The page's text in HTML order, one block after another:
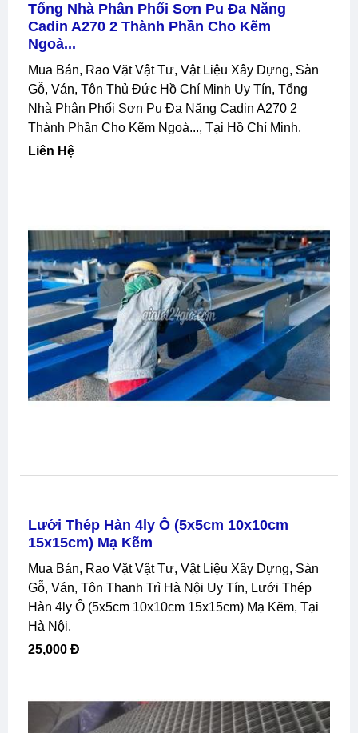
Tổng Nhà Phân Phối Sơn Pu Đa Năng
Cadin A270 2 Thành Phần Cho Kẽm
Ngoà...
Mua Bán, Rao Vặt Vật Tư, Vật Liệu Xây Dựng, Sàn
Gỗ, Ván, Tôn Thủ Đức Hồ Chí Minh Uy Tín, Tổng
Nhà Phân Phối Sơn Pu Đa Năng Cadin A270 2
Thành Phần Cho Kẽm Ngoà..., Tại Hồ Chí Minh.
Liên Hệ
Lưới Thép Hàn 4ly Ô (5x5cm 10x10cm
15x15cm) Mạ Kẽm
Mua Bán, Rao Vặt Vật Tư, Vật Liệu Xây Dựng, Sàn
Gỗ, Ván, Tôn Thanh Trì Hà Nội Uy Tín, Lưới Thép
Hàn 4ly Ô (5x5cm 10x10cm 15x15cm) Mạ Kẽm, Tại
Hà Nội.
25,000 Đ